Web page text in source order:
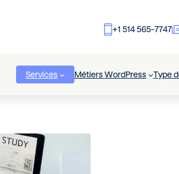
+1 514 565-7747
Services Métiers WordPress Type